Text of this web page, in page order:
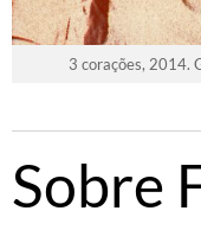
3 corações, 2014.
Sobre